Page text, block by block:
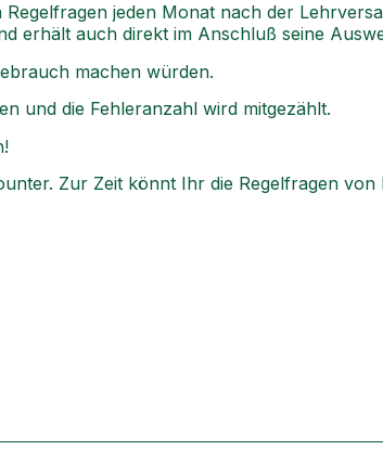
jeden Monat nach der
erhält auch direkt im Anschluß seine
machen würden.
und die Fehleranzahl wird mitgezählt.
Zur Zeit könnt Ihr die Regelfragen